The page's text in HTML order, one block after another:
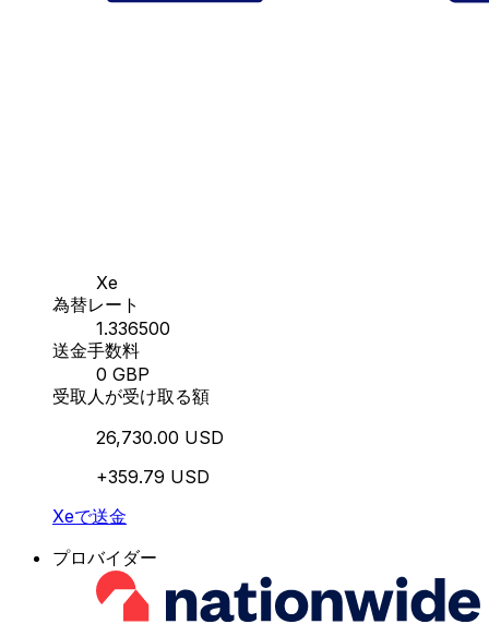
Xe
為替レート
1.336500
送金手数料
0 GBP
受取人が受け取る額
26,730.00 USD
+359.79 USD
Xeで送金
プロバイダー